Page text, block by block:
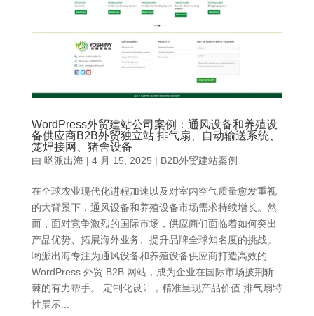
WordPress外贸建站公司案例：通风设备和养殖设
备供应商B2B外贸独立站 排气扇、自动输送系统、
笼焊接网、猪舍设备
由 哟派出海| 4 月 15, 2025 | B2B外贸建站案例
在全球农业现代化进程加速以及对室内空气质量愈发重视
的大背景下，通风设备和养殖设备市场需求持续增长。然
而，面对竞争激烈的国际市场，供应商们面临着如何突出
产品优势、拓展海外业务、提升品牌全球知名度的挑战。
哟派出海专注为通风设备和养殖设备供应商打造高效的
WordPress 外贸 B2B 网站，成为企业在国际市场披荆斩
棘的有力帮手。 定制化设计，精准呈现产品价值 排气扇特
性展示...